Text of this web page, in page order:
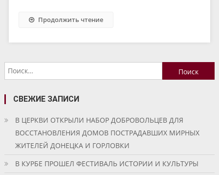
Продолжить чтение
Найти:
СВЕЖИЕ ЗАПИСИ
В ЦЕРКВИ ОТКРЫЛИ НАБОР ДОБРОВОЛЬЦЕВ ДЛЯ
ВОССТАНОВЛЕНИЯ ДОМОВ ПОСТРАДАВШИХ МИРНЫХ
ЖИТЕЛЕЙ ДОНЕЦКА И ГОРЛОВКИ
В КУРБЕ ПРОШЕЛ ФЕСТИВАЛЬ ИСТОРИИ И КУЛЬТУРЫ